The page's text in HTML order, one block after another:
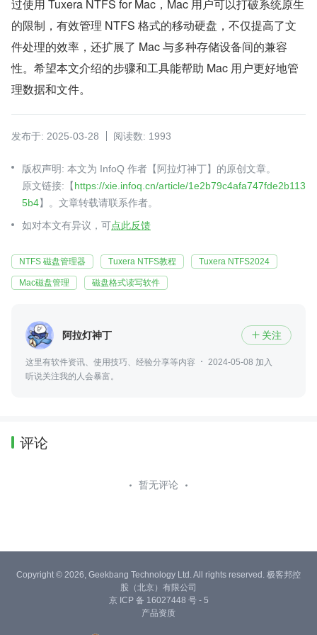
过使用 Tuxera NTFS for Mac，Mac 用户可以打破系统原生
的限制，有效管理 NTFS 格式的移动硬盘，不仅提高了文
件处理的效率，还扩展了 Mac 与多种存储设备间的兼容
性。希望本文介绍的步骤和工具能帮助 Mac 用户更好地管
理数据和文件。
发布于: 2025-03-28 阅读数: 1993
版权声明: 本文为 InfoQ 作者【阿拉灯神丁】的原创文章。
原文链接:【https://xie.infoq.cn/article/1e2b79c4afa747fde2b113
5b4】。文章转载请联系作者。
如对本文有异议，可点此反馈
NTFS 磁盘管理器 Tuxera NTFS教程 Tuxera NTFS2024
Mac磁盘管理 磁盘格式读写软件
阿拉灯神丁  关注
这里有软件资讯、使用技巧、经验分享等内容
2024-05-08 加入
听说关注我的人会暴富。
评论
暂无评论
Copyright © 2026, Geekbang Technology Ltd. All rights reserved. 极客邦控
股（北京）有限公司
京 ICP 备 16027448 号 - 5
产品资质